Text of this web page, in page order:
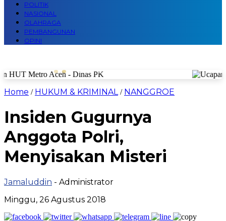
POLITIK
NASIONAL
OLAHRAGA
PEMBANGUNAN
OPINI
Home / HUKUM & KRIMINAL / NANGGROE
Insiden Gugurnya
Anggota Polri,
Menyisakan Misteri
Jamaluddin - Administrator
Minggu, 26 Agustus 2018